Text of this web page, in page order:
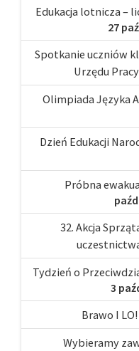
Edukacja lotnicza –
27
Spotkanie uczniów
Urzędu Pracy
Olimpiada Języka
Dzień Edukacji
Próbna
32. Akcja
Tydzień o
3
Brawo I LO!
Wybieramy